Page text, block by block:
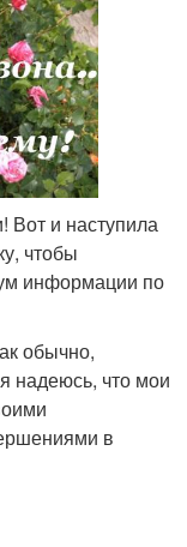
Вот и наступила
чтобы
информации по
обычно,
надеюсь, что мои
в